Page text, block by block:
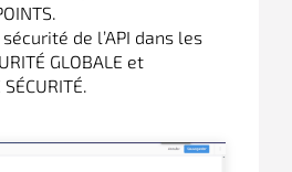
de l’API dans les
GLOBALE et